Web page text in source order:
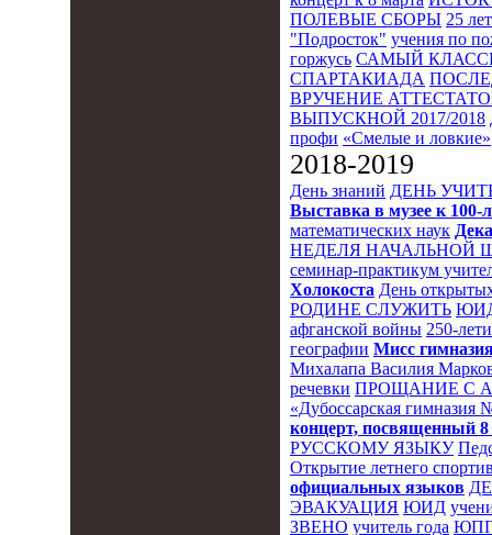
ПОЛЕВЫЕ СБОРЫ 25
"Подросток" учения по
горжусь САМЫЙ
СПАРТАКИАДА
ВРУЧЕНИЕ
ВЫПУСКНОЙ 2017/2018
профи «Смелые и ловкие»
2018-2019
День знаний ДЕНЬ
Выставка в музее к
математических наук
НЕДЕЛЯ НАЧАЛЬНОЙ
семинар-практикум
Холокоста День
РОДИНЕ СЛУЖИТЬ
афганской войны 250-
географии Мисс
Михалапа Василия
речевки ПРОЩАНИЕ С
«Дубоссарская гимназия
концерт, посвященный
РУССКОМУ ЯЗЫКУ
Открытие летнего
официальных языков
ЭВАКУАЦИЯ ЮИД
ЗВЕНО учитель года